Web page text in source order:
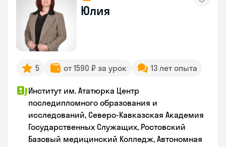
Юлия
5 от 1590 ₽ за урок 13 лет опыта
Институт им. Ататюрка Центр
последипломного образования и
исследований, Северо-Кавказская Академия
Государственных Служащих, Ростовский
Базовый медицинский Колледж, Автономная